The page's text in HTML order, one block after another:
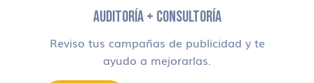
AUDITORÍA + CONSULTORÍA
Reviso tus campañas de publicidad y te
ayudo a mejorarlas.